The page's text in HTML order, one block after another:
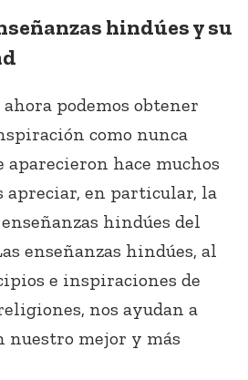
hindúes y su
podemos obtener
como nunca
aparecieron hace muchos
apreciar, en particular, la
hindúes del
enseñanzas hindúes, al
e inspiraciones de
nos ayudan a
nuestro mejor y más